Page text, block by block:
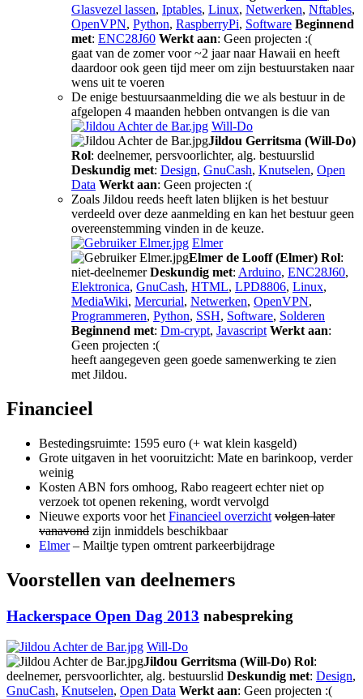
Glasvezel lassen, Iptables, Linux, Netwerken, Nftables,
OpenVPN, Python, RaspberryPi, Software Beginnend
met: ENC28J60 Werkt aan: Geen projecten :(
gaat van de zomer voor ~2 jaar naar Hawaii en heeft
daardoor ook geen tijd meer om zijn bestuurstaken naar
wens uit te voeren
De enige bestuursaanmelding die we als bestuur in de
afgelopen 4 maanden hebben ontvangen is die van
Will-Do
Jildou Gerritsma (Will-Do)
Rol: deelnemer, persvoorlichter, alg. bestuurslid
Deskundig met: Design, GnuCash, Knutselen, Open
Data Werkt aan: Geen projecten :(
Zoals Jildou reeds heeft laten blijken is het bestuur
verdeeld over deze aanmelding en kan het bestuur geen
overeenstemming vinden in de keuze.
Elmer
Elmer de Looff (Elmer) Rol:
niet-deelnemerDeskundig met: Arduino, ENC28J60,
Elektronica, GnuCash, HTML, LPD8806, Linux,
MediaWiki, Mercurial, Netwerken, OpenVPN,
Programmeren, Python, SSH, Software, Solderen
Beginnend met: Dm-crypt, Javascript Werkt aan:
Geen projecten :(
heeft aangegeven geen goede samenwerking te zien
met Jildou.
Financieel
Bestedingsruimte: 1595 euro (+ wat klein kasgeld)
Grote uitgaven in het vooruitzicht: Mate en barinkoop, verder
weinig
Kosten ABN fors omhoog, Rabo reageert echter niet op
verzoek tot openen rekening, wordt vervolgd
Nieuwe exports voor het Financieel overzicht volgen later
vanavond zijn inmiddels beschikbaar
Elmer– Mailtje typen omtrent parkeerbijdrage
Voorstellen van deelnemers
Hackerspace Open Dag 2013 nabespreking
Will-Do
Jildou Gerritsma (Will-Do) Rol:
deelnemer, persvoorlichter, alg. bestuurslid Deskundig met: Design,
GnuCash, Knutselen, Open Data Werkt aan: Geen projecten :(